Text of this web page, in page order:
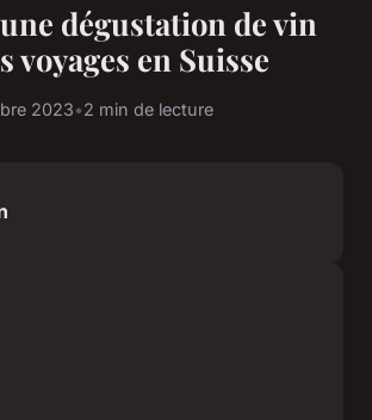
dégustation de vin
voyages en Suisse
2023•2 min de lecture